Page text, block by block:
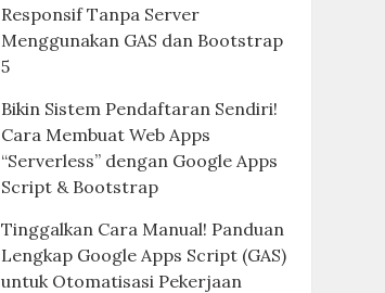
Responsif Tanpa Server
Menggunakan GAS dan Bootstrap
5
Bikin Sistem Pendaftaran Sendiri!
Cara Membuat Web Apps
“Serverless” dengan Google Apps
Script & Bootstrap
Tinggalkan Cara Manual! Panduan
Lengkap Google Apps Script (GAS)
untuk Otomatisasi Pekerjaan